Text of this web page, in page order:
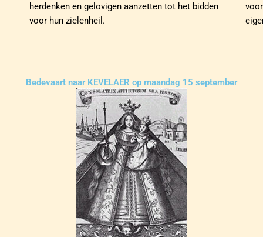
herdenken en gelovigen aanzetten tot het bidden
voor hun zielenheil.
Bedevaart naar KEVELAER op maandag 15 september